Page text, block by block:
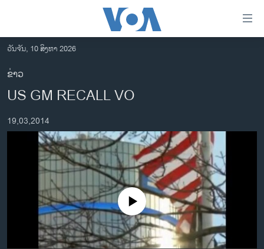
ເຂົ້າ
ຫາ
ຂ້າມ
ຂ້າມ
ໄປ
ອາເມຣິກາ
ການເລືອກຕັ້ງ ປະທານາທີບໍດີ ສະຫະລັດ 2024
ອິດສະຫຼະພາບດ້ານການຂ່າວ
ຊີວິດຊາວລາວ
ວັນຈັນ, 10 ສິງຫາ 2026
ຂ່າວ
US GM RECALL VO
19,03,2014
No media source currently available